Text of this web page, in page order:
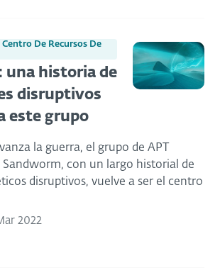
De Recursos De
una historia de
disruptivos
este grupo
la guerra, el grupo de APT
con un largo historial de
disruptivos, vuelve a ser el centro
2022